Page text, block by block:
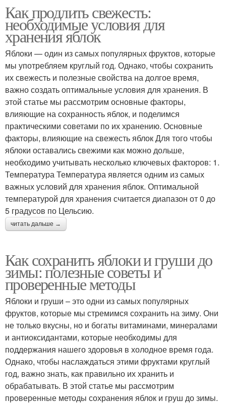
Как продлить свежесть:
необходимые условия для
хранения яблок
Яблоки — один из самых популярных фруктов, которые
мы употребляем круглый год. Однако, чтобы сохранить
их свежесть и полезные свойства на долгое время,
важно создать оптимальные условия для хранения. В
этой статье мы рассмотрим основные факторы,
влияющие на сохранность яблок, и поделимся
практическими советами по их хранению. Основные
факторы, влияющие на свежесть яблок Для того чтобы
яблоки оставались свежими как можно дольше,
необходимо учитывать несколько ключевых факторов: 1.
Температура Температура является одним из самых
важных условий для хранения яблок. Оптимальной
температурой для хранения считается диапазон от 0 до
5 градусов по Цельсию.
читать дальше →
Как сохранить яблоки и груши до
зимы: полезные советы и
проверенные методы
Яблоки и груши – это одни из самых популярных
фруктов, которые мы стремимся сохранить на зиму. Они
не только вкусны, но и богаты витаминами, минералами
и антиоксидантами, которые необходимы для
поддержания нашего здоровья в холодное время года.
Однако, чтобы наслаждаться этими фруктами круглый
год, важно знать, как правильно их хранить и
обрабатывать. В этой статье мы рассмотрим
проверенные методы сохранения яблок и груш до зимы.